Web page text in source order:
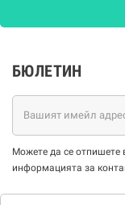
БЮЛЕТИН
Можете да се отпишете
информацията за